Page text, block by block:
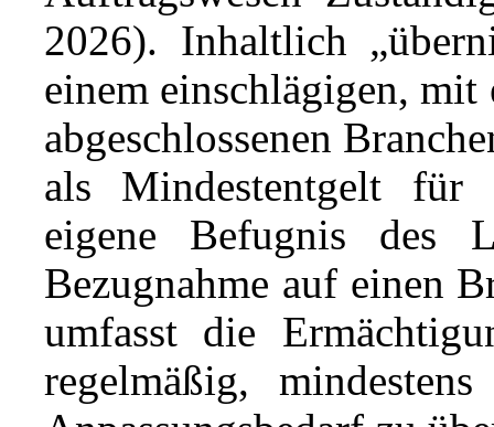
2026). Inhaltlich
einem einschlägigen,
abgeschlossenen
als Mindestentgelt
eigene Befugnis des
Bezugnahme auf einen
umfasst die
regelmäßig,